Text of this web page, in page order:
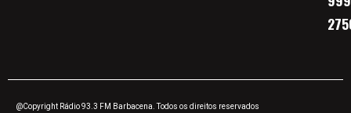
@Copyright Rádio 93.3 FM Barbacena. Todos os direitos reservados